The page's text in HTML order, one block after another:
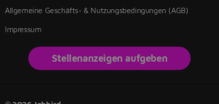
Allgemeine Geschäfts- & Nutzungsbedingungen (AGB)
Impressum
Stellenanzeigen aufgeben